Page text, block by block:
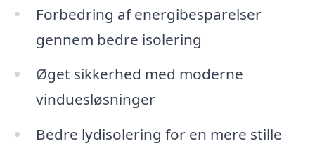
Forbedring af energibesparelser
gennem bedre isolering
Øget sikkerhed med moderne
vinduesløsninger
Bedre lydisolering for en mere stille